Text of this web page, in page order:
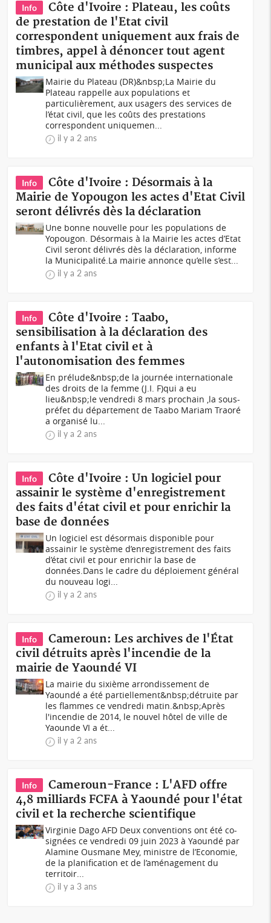
Info
Côte d'Ivoire : Plateau, les coûts
de prestation de l'Etat civil
correspondent uniquement aux frais de
timbres, appel à dénoncer tout agent
municipal aux méthodes suspectes
Mairie du Plateau (DR)&nbsp;La Mairie du
Plateau rappelle aux populations et
particulièrement, aux usagers des services de
l’état civil, que les coûts des prestations
correspondent uniquemen...
il y a 2 ans
Info
Côte d'Ivoire : Désormais à la
Mairie de Yopougon les actes d'Etat Civil
seront délivrés dès la déclaration
Une bonne nouvelle pour les populations de
Yopougon. Désormais à la Mairie les actes d’Etat
Civil seront délivrés dès la déclaration, informe
la Municipalité.La mairie annonce qu’elle s’est...
il y a 2 ans
Info
Côte d'Ivoire : Taabo,
sensibilisation à la déclaration des
enfants à l'Etat civil et à
l'autonomisation des femmes
En prélude&nbsp;de la journée internationale
des droits de la femme (J.I. F)qui a eu
lieu&nbsp;le vendredi 8 mars prochain ,la sous-
préfet du département de Taabo Mariam Traoré
a organisé lu...
il y a 2 ans
Info
Côte d'Ivoire : Un logiciel pour
assainir le système d'enregistrement
des faits d'état civil et pour enrichir la
base de données
Un logiciel est désormais disponible pour
assainir le système d’enregistrement des faits
d’état civil et pour enrichir la base de
données.Dans le cadre du déploiement général
du nouveau logi...
il y a 2 ans
Info
Cameroun: Les archives de l'État
civil détruits après l'incendie de la
mairie de Yaoundé VI
La mairie du sixième arrondissement de
Yaoundé a été partiellement&nbsp;détruite par
les flammes ce vendredi matin.&nbsp;Après
l'incendie de 2014, le nouvel hôtel de ville de
Yaounde VI a ét...
il y a 2 ans
Info
Cameroun-France : L'AFD offre
4,8 milliards FCFA à Yaoundé pour l'état
civil et la recherche scientifique
Virginie Dago AFD Deux conventions ont été co-
signées ce vendredi 09 juin 2023 à Yaoundé par
Alamine Ousmane Mey, ministre de l’Economie,
de la planification et de l’aménagement du
territoir...
il y a 3 ans